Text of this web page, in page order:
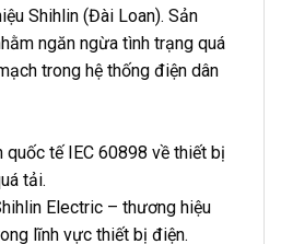
Shihlin (Đài Loan). Sản
ngăn ngừa tình trạng quá
trong hệ thống điện dân
tế IEC 60898 về thiết bị
tải.
Electric – thương hiệu
lĩnh vực thiết bị điện.